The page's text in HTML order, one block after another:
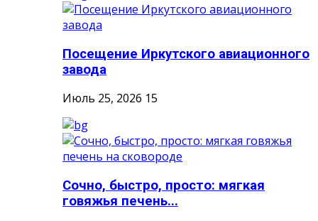
Посещение Иркутского авиационного
завода
Июль 25, 2026 15
Сочно, быстро, просто: мягкая
говяжья печень...